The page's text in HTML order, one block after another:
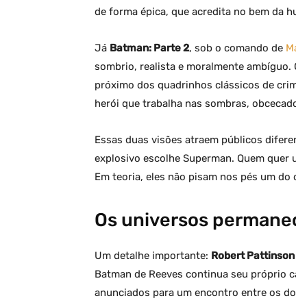
de forma épica, que acredita no bem da
Já Batman: Parte 2, sob o comando de
sombrio, realista e moralmente ambíguo.
próximo dos quadrinhos clássicos de
herói que trabalha nas sombras,
Essas duas visões atraem públicos
explosivo escolhe Superman. Quem
Em teoria, eles não pisam nos pés um do
Os universos
Um detalhe importante: Robert
Batman de Reeves continua seu próprio
anunciados para um encontro entre os